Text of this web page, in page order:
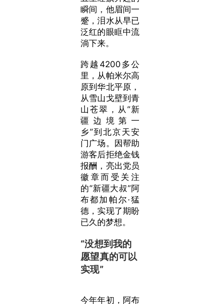
瞬间，他眉间一
蹙，泪水从早已
泛红的眼眶中流
淌下来。
跨越4200多公
里，从帕米尔高
原到华北平原，
从雪山戈壁到青
山苍翠，从“新
疆边境第一
乡”到北京天安
门广场。因帮助
游客后拒绝金钱
报酬，亮出党员
徽章而受关注
的“新疆大叔”阿
布都加帕尔·猛
德，实现了期盼
已久的梦想。
“没想到我的
愿望真的可以
实现”
今年年初，阿布